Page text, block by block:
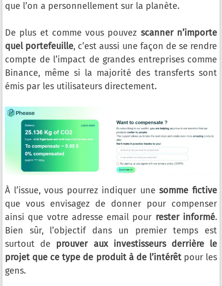
que l’on a personnellement sur la planète.
De plus et comme vous pouvez scanner n’importe
quel portefeuille, c’est aussi une façon de se rendre
compte de l’impact de grandes entreprises comme
Binance, même si la majorité des transferts sont
émis par les utilisateurs directement.
À l’issue, vous pourrez indiquer unesomme fictive
que vous envisagez de donner pour compenser
ainsi que votre adresse email pour rester informé.
Bien sûr, l’objectif dans un premier temps est
surtout de prouver aux investisseurs derrière le
projet que ce type de produit à de l’intérêtpour les
gens.